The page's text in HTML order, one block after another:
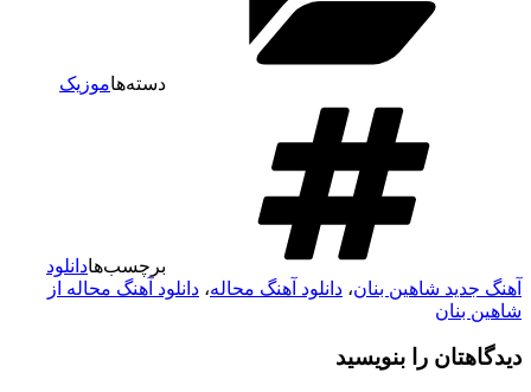
دسته‌هاموزیک
برچسب‌هادانلود
آهنگ جدید شاهین بنان، دانلود آهنگ محاله، دانلود آهنگ محاله از
شاهین بنان
دیدگاهتان را بنویسید